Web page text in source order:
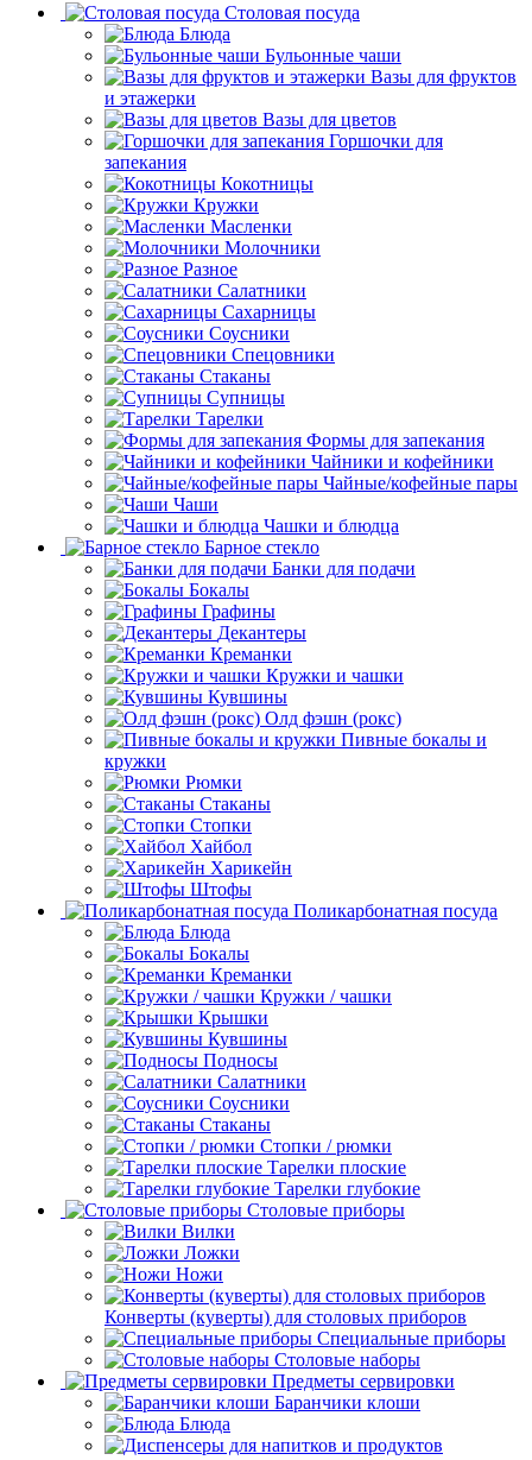
Столовая посуда
Блюда
Бульонные чаши
Вазы для фруктов
и этажерки
Вазы для цветов
Горшочки для
запекания
Кокотницы
Кружки
Масленки
Молочники
Разное
Салатники
Сахарницы
Соусники
Спецовники
Стаканы
Супницы
Тарелки
Формы для запекания
Чайники и кофейники
Чайные/кофейные пары
Чаши
Чашки и блюдца
Барное стекло
Банки для подачи
Бокалы
Графины
Декантеры
Креманки
Кружки и чашки
Кувшины
Олд фэшн (рокс)
Пивные бокалы и
кружки
Рюмки
Стаканы
Стопки
Хайбол
Харикейн
Штофы
Поликарбонатная посуда
Блюда
Бокалы
Креманки
Кружки / чашки
Крышки
Кувшины
Подносы
Салатники
Соусники
Стаканы
Стопки / рюмки
Тарелки плоские
Тарелки глубокие
Столовые приборы
Вилки
Ложки
Ножи
Конверты (куверты) для столовых приборов
Специальные приборы
Столовые наборы
Предметы сервировки
Баранчики клоши
Блюда